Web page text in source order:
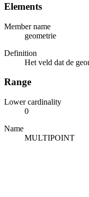
Elements
Member name
geometrie
Definition
Het veld dat de
Range
Lower cardinality
0
Name
MULTIPOINT